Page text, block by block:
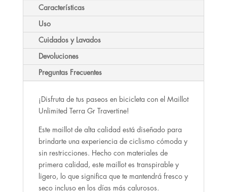
Características
Uso
Cuidados y Lavados
Devoluciones
Preguntas Frecuentes
¡Disfruta de tus paseos en bicicleta con el Maillot
Unlimited Terra Gr Travertine!
Este maillot de alta calidad está diseñado para
brindarte una experiencia de ciclismo cómoda y
sin restricciones. Hecho con materiales de
primera calidad, este maillot es transpirable y
ligero, lo que significa que te mantendrá fresco y
seco incluso en los días más calurosos.